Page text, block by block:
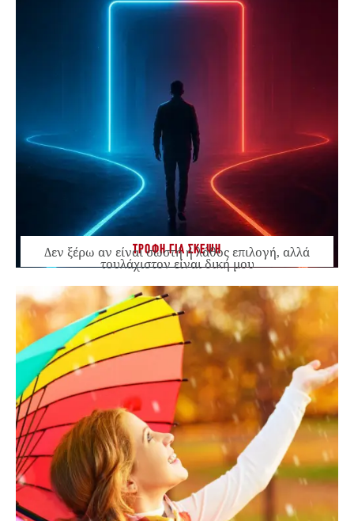
ΤΡΟΦΗ ΓΙΑ ΣΚΕΨΗ
Δεν ξέρω αν είναι σωστή ή λάθος επιλογή, αλλά
τουλάχιστον είναι δική μου